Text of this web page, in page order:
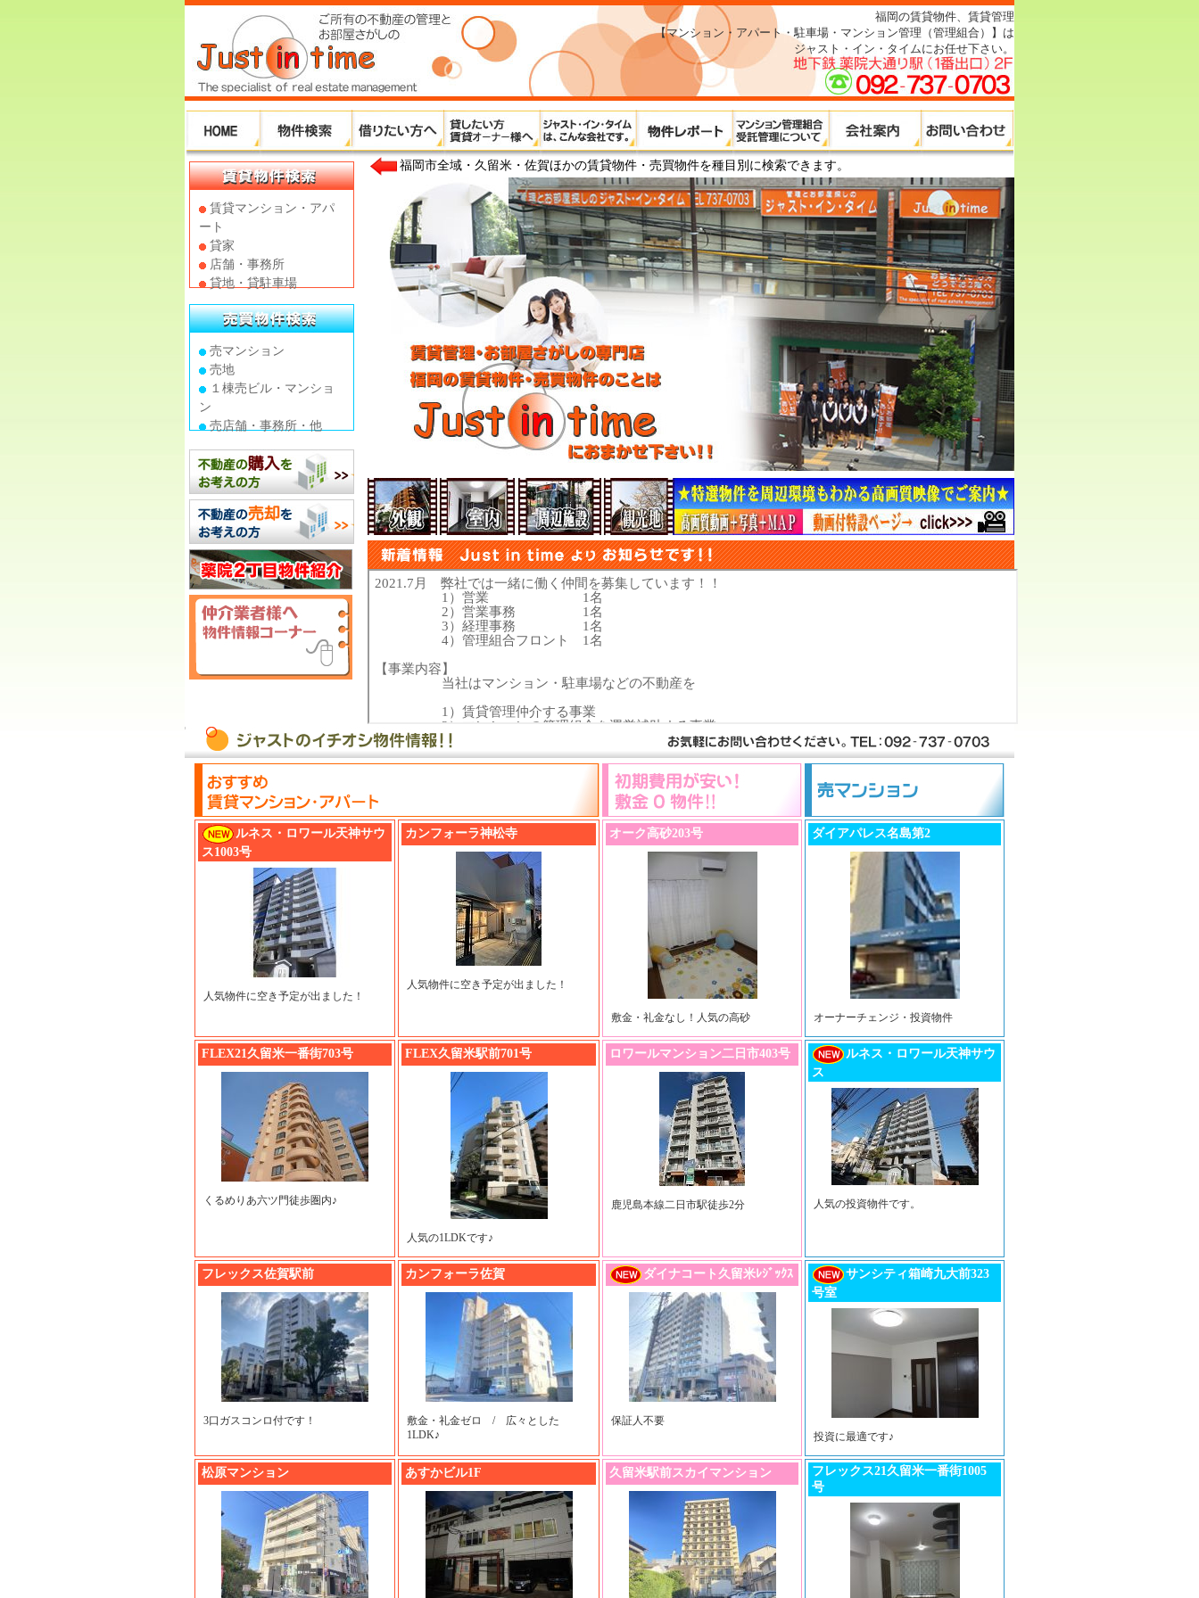
福岡の賃貸物件、賃貸管理
【マンション・アパート・駐車場・マンション管理（管理組合）】は
ジャスト・イン・タイムにお任せ下さい。
賃貸マンション・アパ
ート
貸家
店舗・事務所
貸地・貸駐車場
売マンション
売地
１棟売ビル・マンショ
ン
売店舗・事務所・他
福岡市全域・久留米・佐賀ほかの賃貸物件・売買物件を種目別に検索できます。
ルネス・ロワール天神サウ
ス1003号
人気物件に空き予定が出ました！
カンフォーラ神松寺
人気物件に空き予定が出ました！
オーク高砂203号
敷金・礼金なし！人気の高砂
ダイアパレス名島第2
オーナーチェンジ・投資物件
FLEX21久留米一番街703号
くるめりあ六ツ門徒歩圏内♪
FLEX久留米駅前701号
人気の1LDKです♪
ロワールマンション二日市403号
鹿児島本線二日市駅徒歩2分
ルネス・ロワール天神サウ
ス
人気の投資物件です。
フレックス佐賀駅前
3口ガスコンロ付です！
カンフォーラ佐賀
敷金・礼金ゼロ / 広々とした
1LDK♪
ダイナコート久留米ﾚｼﾞｯｸｽ
保証人不要
サンシティ箱崎九大前323
号室
投資に最適です♪
松原マンション あすかビル1F 久留米駅前スカイマンション
フレックス21久留米一番街1005
号